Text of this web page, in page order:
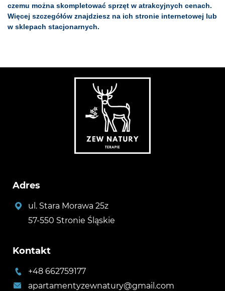
czemu można skompletować sprzęt w atrakcyjnych cenach.
Więcej szczegółów znajdziesz na ich stronie internetowej lub
w sklepach stacjonarnych.
Adres
ul. Stara Morawa 25z
57-550 Stronie Śląskie
Kontakt
+48 662759177
apartamentyzewnatury@gmail.com